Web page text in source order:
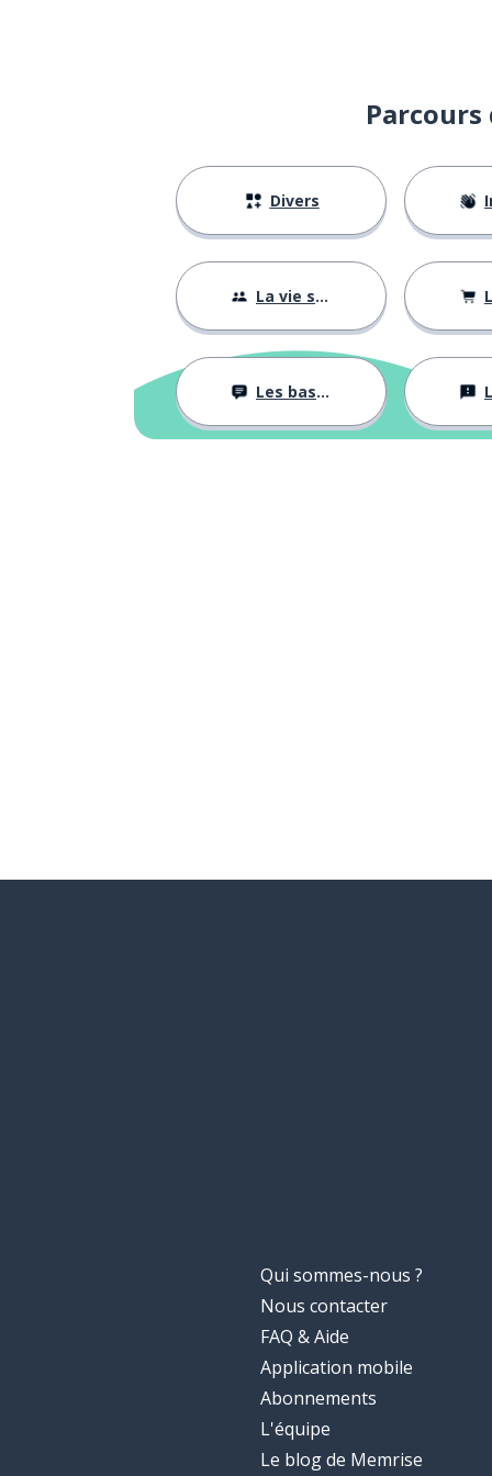
Divers
La vie sociale
Les bases
Qui sommes-nous ?
Nous contacter
FAQ & Aide
Application mobile
Abonnements
L'équipe
Le blog de Memrise